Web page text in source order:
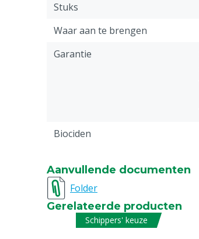
Stuks
Waar aan te brengen
Garantie
Biociden
Type bestrijdingsmiddel
Diergroep
Levensfase
Aanvullende documenten
Folder
Gerelateerde producten
Schippers' keuze